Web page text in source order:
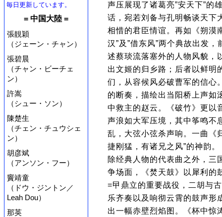
毎日更新しています。
= 中国大陸 =
張靚穎
（ジェーン・チャン）
張碧晨
（チャン・ビーチェ
ン）
許嵩
（シュー・ソン）
陳楚生
（チェン・チュウシェ
ン）
胡彦斌
（アンソン・フー）
竇靖童
（ドウ・ジントン／
Leah Dou）
那英
声压展现了诸葛亮”安天下”的
话，宛若刘备与孔明畅谈天下
相惜的君臣情谊。再如《朔漠
汉”及”借东风”两个典故出发
述蔡琰流落塞外的人物风貌，
出文姬的归乡路；后者以鲜明
们，从容候风必破曹军的信心
的断奏，描绘出当阳桥上声如
中救主的赵云。《破竹》更以
声浪如大军压境，其中筝鸣不
乱，大弦小弦杀声响。一曲《
捷刚猛，有诸兄之风”的神韵。
除经典人物的代表曲之外，三
争场面，《焚天鼓》以犀利的
=曱鼎立的重要战役，二胡与
乐齐奏以及响彻云霄的鼓声形
出一幅赤壁烈焰图。《杯中惊